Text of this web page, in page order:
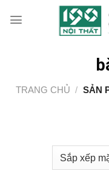
TRANG CHỦ / SẢN